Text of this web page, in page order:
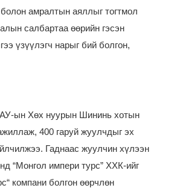
амралтын аяллыг тогтмол
салбартаа өөрийн гэсэн
үзүүлэгч нарыг бий болгон,
ын Хөх нуурын Шининь хотын
400 гаруй жуулчдыг эх
Гаднаас жуулчин хүлээн
“Монгол импери турс” ХХК-ийг
компани болгон өөрчлөн